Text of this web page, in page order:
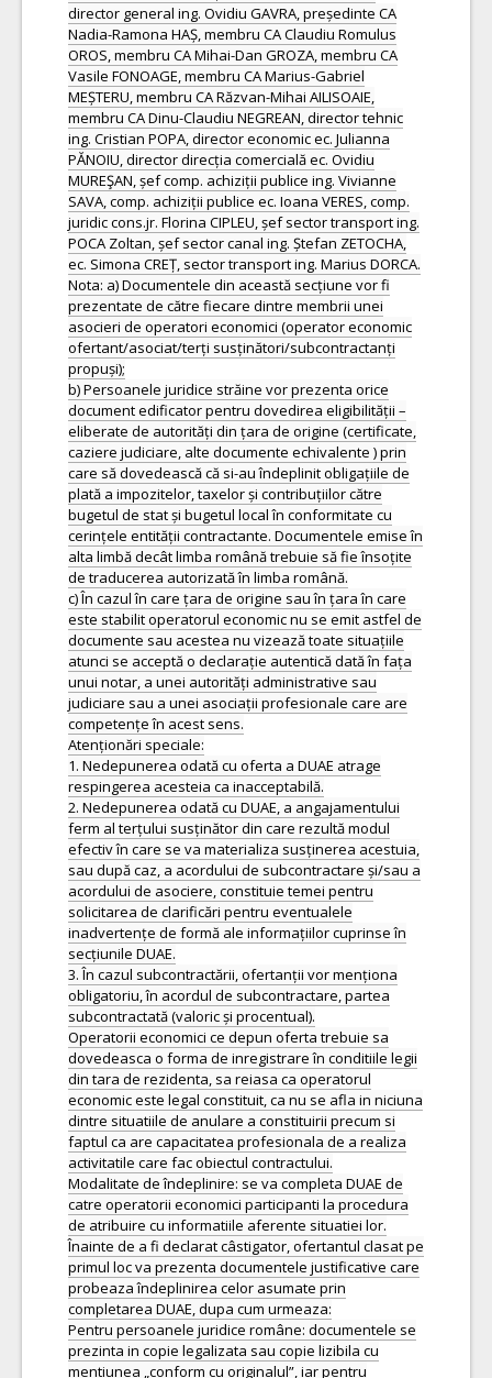
director general ing. Ovidiu GAVRA, președinte CA
Nadia-Ramona HAȘ, membru CA Claudiu Romulus
OROS, membru CA Mihai-Dan GROZA, membru CA
Vasile FONOAGE, membru CA Marius-Gabriel
MEȘTERU, membru CA Răzvan-Mihai AILISOAIE,
membru CA Dinu-Claudiu NEGREAN, director tehnic
ing. Cristian POPA, director economic ec. Julianna
PĂNOIU, director direcția comercială ec. Ovidiu
MUREŞAN, șef comp. achiziții publice ing. Vivianne
SAVA, comp. achiziții publice ec. Ioana VERES, comp.
juridic cons.jr. Florina CIPLEU, șef sector transport ing.
POCA Zoltan, șef sector canal ing. Ștefan ZETOCHA,
ec. Simona CREȚ, sector transport ing. Marius DORCA.
Nota: a) Documentele din această secțiune vor fi
prezentate de către fiecare dintre membrii unei
asocieri de operatori economici (operator economic
ofertant/asociat/terți susținători/subcontractanți
propuși);
b) Persoanele juridice străine vor prezenta orice
document edificator pentru dovedirea eligibilității –
eliberate de autorități din țara de origine (certificate,
caziere judiciare, alte documente echivalente ) prin
care să dovedească că si-au îndeplinit obligațiile de
plată a impozitelor, taxelor și contribuțiilor către
bugetul de stat și bugetul local în conformitate cu
cerințele entității contractante. Documentele emise în
alta limbă decât limba română trebuie să fie însoțite
de traducerea autorizată în limba română.
c) În cazul în care țara de origine sau în țara în care
este stabilit operatorul economic nu se emit astfel de
documente sau acestea nu vizează toate situațiile
atunci se acceptă o declarație autentică dată în fața
unui notar, a unei autorități administrative sau
judiciare sau a unei asociații profesionale care are
competențe în acest sens.
Atenționări speciale:
1. Nedepunerea odată cu oferta a DUAE atrage
respingerea acesteia ca inacceptabilă.
2. Nedepunerea odată cu DUAE, a angajamentului
ferm al terțului susținător din care rezultă modul
efectiv în care se va materializa susținerea acestuia,
sau după caz, a acordului de subcontractare și/sau a
acordului de asociere, constituie temei pentru
solicitarea de clarificări pentru eventualele
inadvertențe de formă ale informațiilor cuprinse în
secțiunile DUAE.
3. În cazul subcontractării, ofertanții vor menționa
obligatoriu, în acordul de subcontractare, partea
subcontractată (valoric și procentual).
Operatorii economici ce depun oferta trebuie sa
dovedeasca o forma de inregistrare în conditiile legii
din tara de rezidenta, sa reiasa ca operatorul
economic este legal constituit, ca nu se afla in niciuna
dintre situatiile de anulare a constituirii precum si
faptul ca are capacitatea profesionala de a realiza
activitatile care fac obiectul contractului.
Modalitate de îndeplinire: se va completa DUAE de
catre operatorii economici participanti la procedura
de atribuire cu informatiile aferente situatiei lor.
Înainte de a fi declarat câstigator, ofertantul clasat pe
primul loc va prezenta documentele justificative care
probeaza îndeplinirea celor asumate prin
completarea DUAE, dupa cum urmeaza:
Pentru persoanele juridice române: documentele se
prezinta in copie legalizata sau copie lizibila cu
mentiunea „conform cu originalul”, iar pentru